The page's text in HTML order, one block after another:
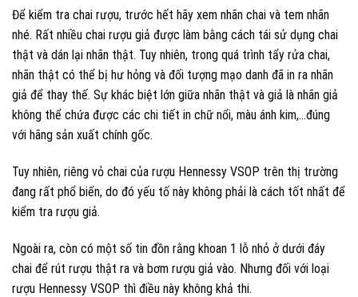
Để kiểm tra chai rượu, trước hết hãy xem nhãn chai và tem nhãn
nhé. Rất nhiều chai rượu giả được làm bằng cách tái sử dụng chai
thật và dán lại nhãn thật. Tuy nhiên, trong quá trình tẩy rửa chai,
nhãn thật có thể bị hư hỏng và đối tượng mạo danh đã in ra nhãn
giả để thay thế. Sự khác biệt lớn giữa nhãn thật và giả là nhãn giả
không thể chứa được các chi tiết in chữ nổi, màu ánh kim,...đúng
với hãng sản xuất chính gốc.
Tuy nhiên, riêng vỏ chai của rượu Hennessy VSOP trên thị trường
đang rất phổ biến, do đó yếu tố này không phải là cách tốt nhất để
kiểm tra rượu giả.
Ngoài ra, còn có một số tin đồn rằng khoan 1 lỗ nhỏ ở dưới đáy
chai để rút rượu thật ra và bơm rượu giả vào. Nhưng đối với loại
rượu Hennessy VSOP thì điều này không khả thi.